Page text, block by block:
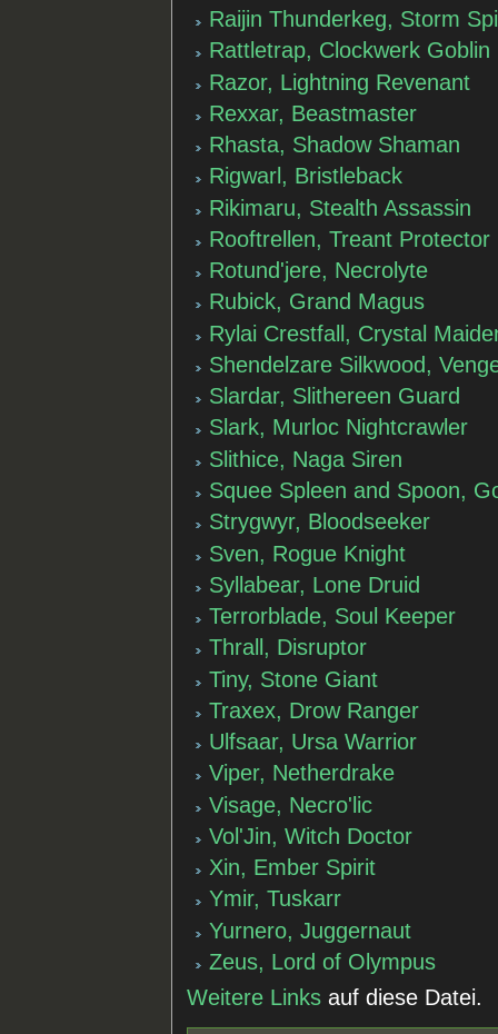
Raijin Thunderkeg, Storm
Rattletrap, Clockwerk Goblin
Razor, Lightning Revenant
Rexxar, Beastmaster
Rhasta, Shadow Shaman
Rigwarl, Bristleback
Rikimaru, Stealth Assassin
Rooftrellen, Treant Protector
Rotund'jere, Necrolyte
Rubick, Grand Magus
Rylai Crestfall, Crystal
Shendelzare Silkwood,
Slardar, Slithereen Guard
Slark, Murloc Nightcrawler
Slithice, Naga Siren
Squee Spleen and Spoon,
Strygwyr, Bloodseeker
Sven, Rogue Knight
Syllabear, Lone Druid
Terrorblade, Soul Keeper
Thrall, Disruptor
Tiny, Stone Giant
Traxex, Drow Ranger
Ulfsaar, Ursa Warrior
Viper, Netherdrake
Visage, Necro'lic
Vol'Jin, Witch Doctor
Xin, Ember Spirit
Ymir, Tuskarr
Yurnero, Juggernaut
Zeus, Lord of Olympus
Weitere Links auf diese Datei.